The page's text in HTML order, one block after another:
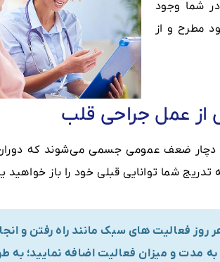
شما وجود
مطرح و از
عمل جراحی قلب
شما توانایی قبلی خود را باز خواهید
خود هر روز فعالیت ‌های سبک مانند راه‌